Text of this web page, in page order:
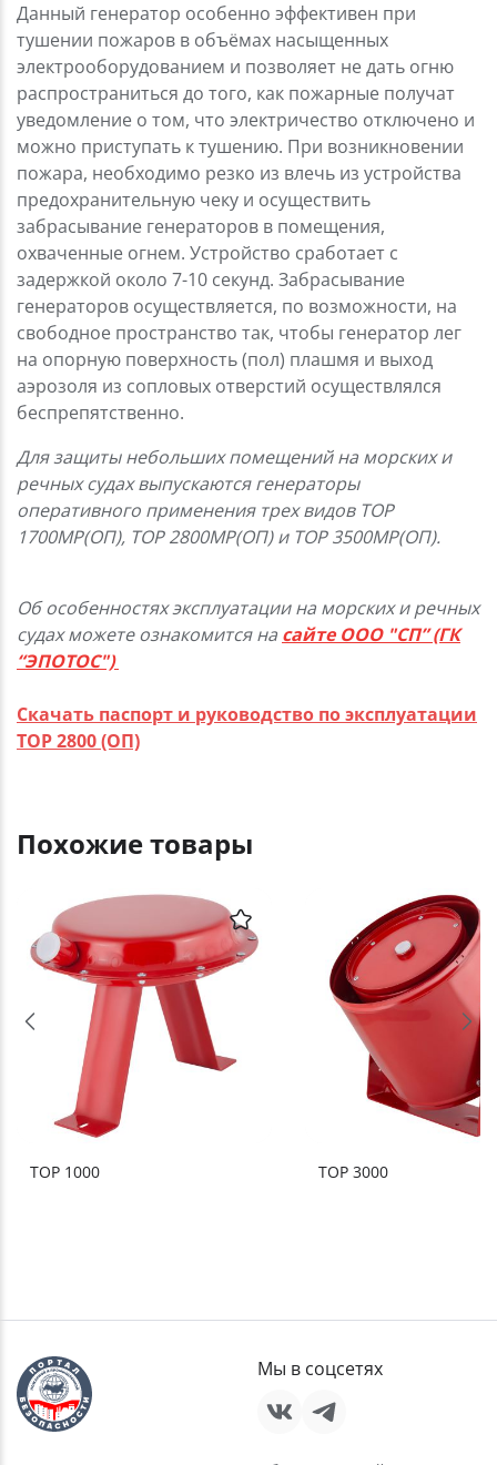
Данный генератор особенно эффективен при
тушении пожаров в объёмах насыщенных
электрооборудованием и позволяет не дать огню
распространиться до того, как пожарные получат
уведомление о том, что электричество отключено и
можно приступать к тушению. При возникновении
пожара, необходимо резко из влечь из устройства
предохранительную чеку и осуществить
забрасывание генераторов в помещения,
охваченные огнем. Устройство сработает с
задержкой около 7-10 секунд. Забрасывание
генераторов осуществляется, по возможности, на
свободное пространство так, чтобы генератор лег
на опорную поверхность (пол) плашмя и выход
аэрозоля из сопловых отверстий осуществлялся
беспрепятственно.
Для защиты небольших помещений на морских и
речных судах выпускаются генераторы
оперативного применения трех видов ТОР
1700МР(ОП), ТОР 2800МР(ОП) и ТОР 3500МР(ОП).
Об особенностях эксплуатации на морских и речных
судах можете ознакомится на сайте ООО "СП” (ГК
“ЭПОТОС")
Скачать паспорт и руководство по эксплуатации
ТОР 2800 (ОП)
Похожие товары
ТОР 1000 ТОР 3000
Мы в соцсетях